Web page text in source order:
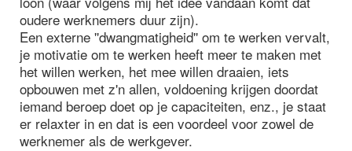
oudere werknemers duur zijn).
Een externe ''dwangmatigheid'' om te werken vervalt,
je motivatie om te werken heeft meer te maken met
het willen werken, het mee willen draaien, iets
opbouwen met z'n allen, voldoening krijgen doordat
iemand beroep doet op je capaciteiten, enz., je staat
er relaxter in en dat is een voordeel voor zowel de
werknemer als de werkgever.